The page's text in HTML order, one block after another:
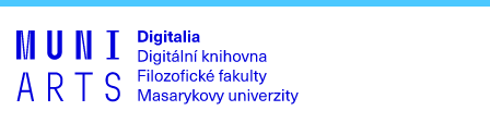
to
main
content